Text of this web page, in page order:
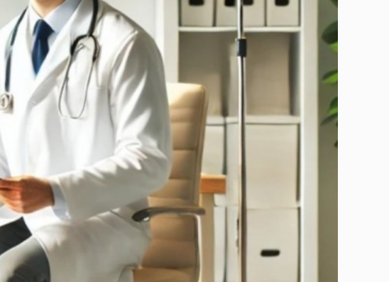
Professional Viagra Super Active
Sildenafil
Super Active
Tadalista Super
Active
Tadalafil
Soft Tabs Levitra Soft Tabs
Vardenafil